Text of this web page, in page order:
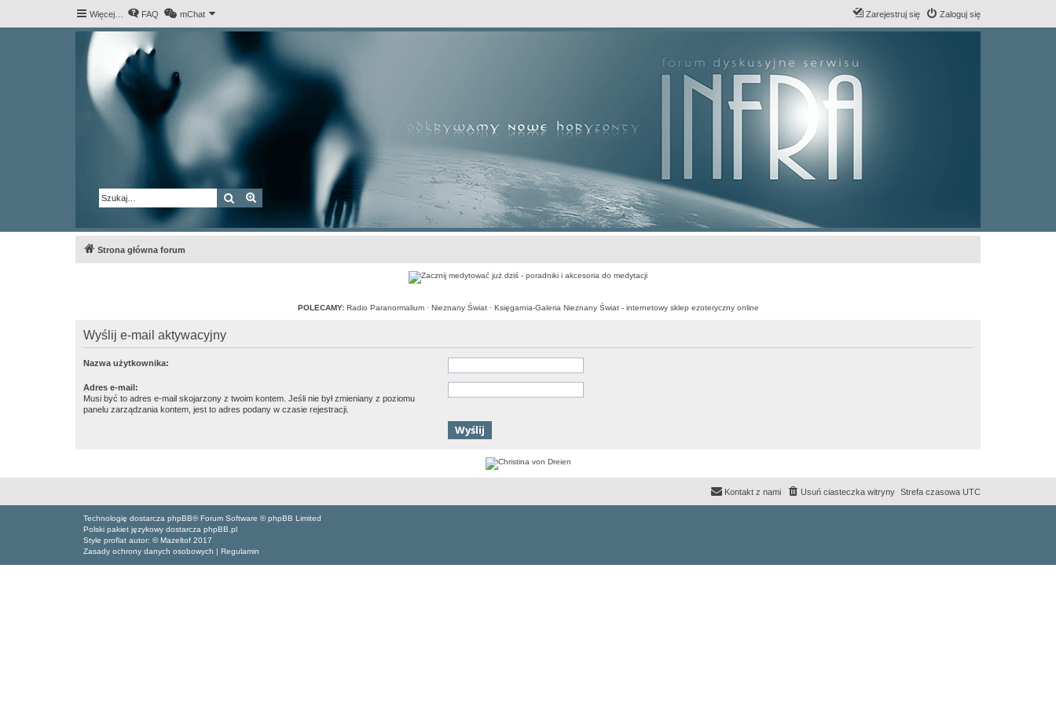
Więcej… FAQ mChat Zaloguj się
Zarejestruj się
Szukaj Wyszukiwanie zaawansowane
Strona główna forum
POLECAMY: Radio Paranormalium· Nieznany Świat· Księgarnia-Galeria Nieznany Świat - internetowy sklep ezoteryczny online
Wyślij e-mail aktywacyjny
Nazwa użytkownika:
Adres e-mail:
Musi być to adres e-mail skojarzony z twoim kontem. Jeśli nie był zmieniany z poziomu
panelu zarządzania kontem, jest to adres podany w czasie rejestracji.
Strefa czasowa UTC
Usuń ciasteczka witryny
Kontakt z nami
Technologię dostarcza phpBB® Forum Software © phpBB Limited
Polski pakiet językowy dostarcza phpBB.pl
Style proflat autor: ©Mazeltof 2017
Zasady ochrony danych osobowych | Regulamin